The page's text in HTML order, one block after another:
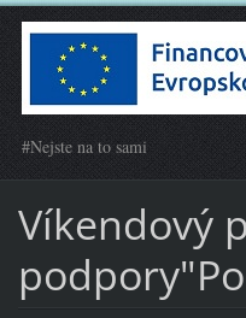
#Nejste na to sami
Víkendový